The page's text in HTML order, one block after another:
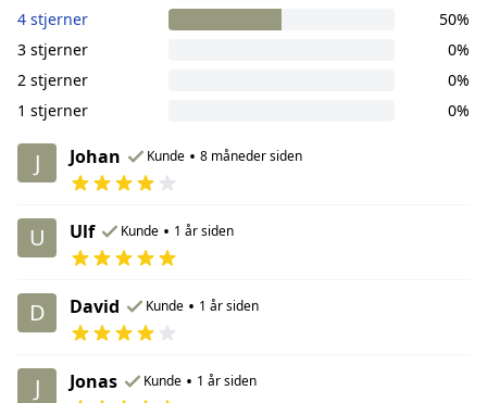
4 stjerner
50%
3 stjerner
0%
2 stjerner
0%
1 stjerner
0%
J Johan Kunde • 8 måneder siden
U Ulf Kunde • 1 år siden
D David Kunde • 1 år siden
J Jonas Kunde • 1 år siden